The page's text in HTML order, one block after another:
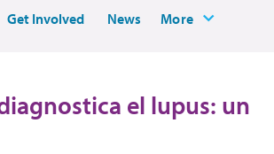
Get Involved News More
el lupus: un